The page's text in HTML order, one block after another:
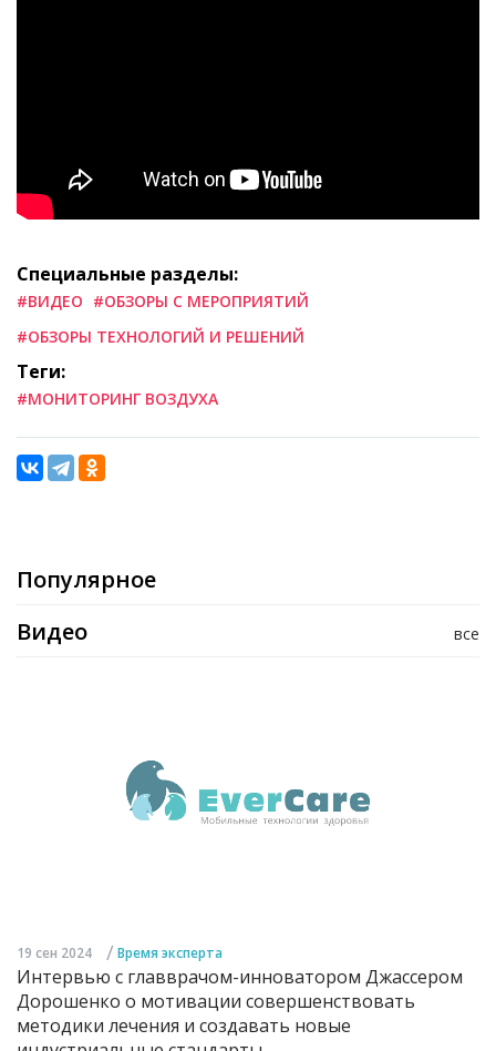
Специальные разделы:
#ВИДЕО #ОБЗОРЫ С МЕРОПРИЯТИЙ
#ОБЗОРЫ ТЕХНОЛОГИЙ И РЕШЕНИЙ
Теги:
#МОНИТОРИНГ ВОЗДУХА
Популярное
все
Видео
19 сен 2024 / Время эксперта
Интервью с главврачом-инноватором Джассером
Дорошенко о мотивации совершенствовать
методики лечения и создавать новые